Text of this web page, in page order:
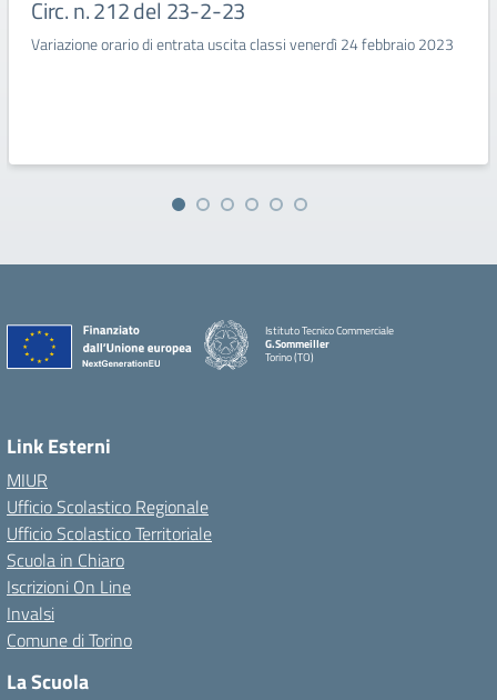
Circ. n. 212 del 23-2-23
Variazione orario di entrata uscita classi venerdì 24 febbraio 2023
Istituto Tecnico Commerciale
G.Sommeiller
Torino (TO)
Link Esterni
MIUR
Ufficio Scolastico Regionale
Ufficio Scolastico Territoriale
Scuola in Chiaro
Iscrizioni On Line
Invalsi
Comune di Torino
La Scuola